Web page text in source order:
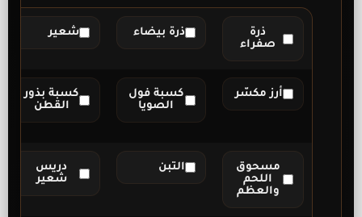
ذرة
صفراء
ذرة بيضاء شعير
أرز مكسّر
كسبة فول
الصويا
كسبة بذور
القطن
مسحوق
اللحم
والعظم
التبن
دريس
شعير